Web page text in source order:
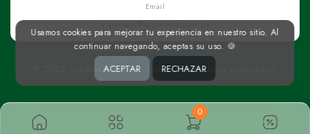
0
Email
superseis@superseis.com.py
© 2026 Superseis Online. Todos los derechos reservados.
Usamos cookies para mejorar tu experiencia en nuestro sitio. Al
continuar navegando, aceptas su uso. 🍪
ACEPTAR RECHAZAR